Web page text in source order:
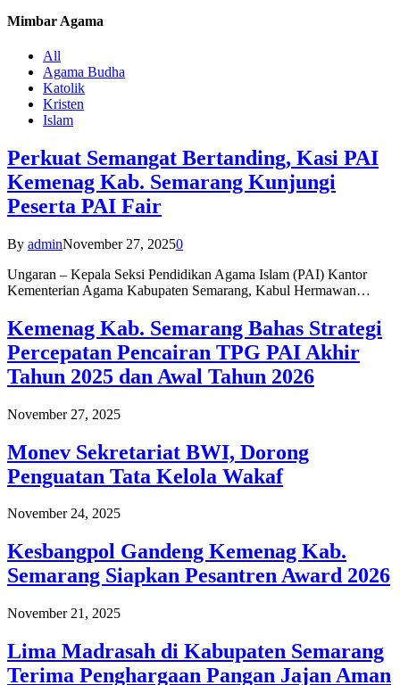
Mimbar Agama
All
Agama Budha
Katolik
Kristen
Islam
Perkuat Semangat Bertanding, Kasi PAI
Kemenag Kab. Semarang Kunjungi
Peserta PAI Fair
By adminNovember 27, 20250
Ungaran – Kepala Seksi Pendidikan Agama Islam (PAI) Kantor
Kementerian Agama Kabupaten Semarang, Kabul Hermawan…
Kemenag Kab. Semarang Bahas Strategi
Percepatan Pencairan TPG PAI Akhir
Tahun 2025 dan Awal Tahun 2026
November 27, 2025
Monev Sekretariat BWI, Dorong
Penguatan Tata Kelola Wakaf
November 24, 2025
Kesbangpol Gandeng Kemenag Kab.
Semarang Siapkan Pesantren Award 2026
November 21, 2025
Lima Madrasah di Kabupaten Semarang
Terima Penghargaan Pangan Jajan Aman